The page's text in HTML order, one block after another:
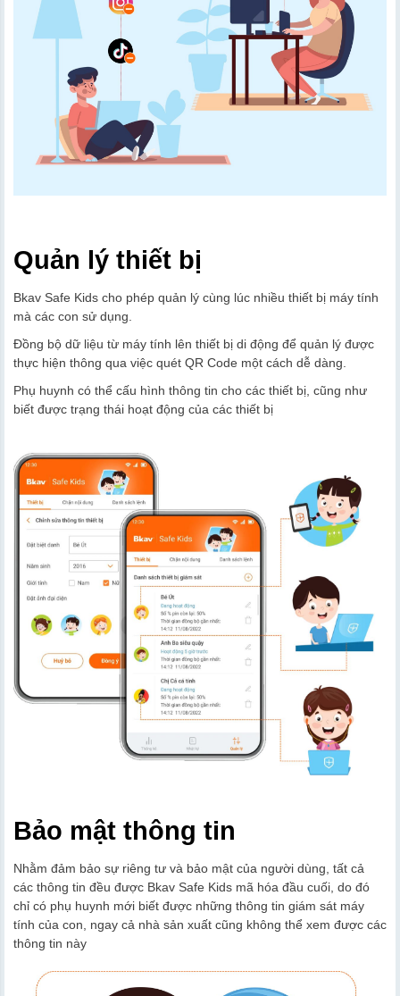
Quản lý thiết bị
Bkav Safe Kids cho phép quản lý cùng lúc nhiều thiết bị máy tính
mà các con sử dụng.
Đồng bộ dữ liệu từ máy tính lên thiết bị di động để quản lý được
thực hiện thông qua việc quét QR Code một cách dễ dàng.
Phụ huynh có thể cấu hình thông tin cho các thiết bị, cũng như
biết được trạng thái hoạt động của các thiết bị
Bảo mật thông tin
Nhằm đảm bảo sự riêng tư và bảo mật của người dùng, tất cả
các thông tin đều được Bkav Safe Kids mã hóa đầu cuối, do đó
chỉ có phụ huynh mới biết được những thông tin giám sát máy
tính của con, ngay cả nhà sản xuất cũng không thể xem được các
thông tin này